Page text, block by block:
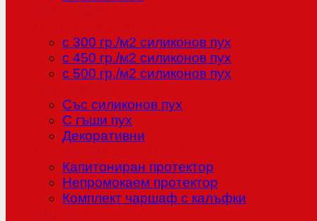
с 300 гр./м2 силиконов пух
с 450 гр./м2 силиконов пух
с 500 гр./м2 силиконов пух
Със силиконов пух
С гъши пух
Декоративни
Капитониран протектор
Непромокаем протектор
Комплект чаршаф с калъфки